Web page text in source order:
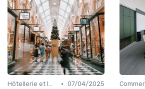
Hôtellerie et Immobilier de Loisirs • 07/04/2025